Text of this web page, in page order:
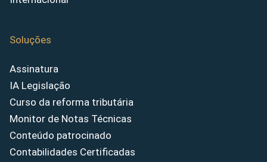
Soluções
Assinatura
IA Legislação
Curso da reforma tributária
Monitor de Notas Técnicas
Conteúdo patrocinado
Contabilidades Certificadas